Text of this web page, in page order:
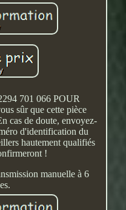
701 066 POUR
sûr que cette pièce
cas de doute, envoyez-
d'identification du
hautement qualifiés
!
manuelle à 6